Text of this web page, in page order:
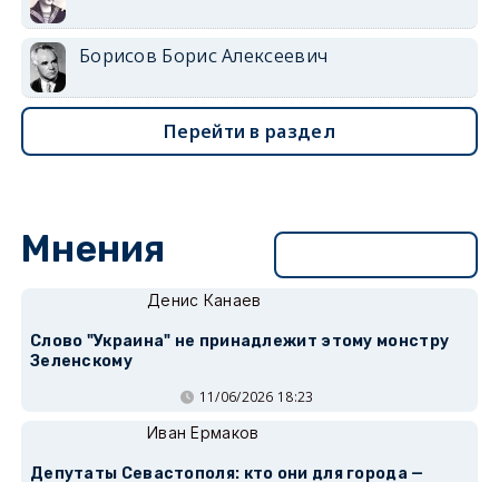
Борисов Борис Алексеевич
Перейти в раздел
Мнения
Денис Канаев
Слово "Украина" не принадлежит этому монстру
Зеленскому
11/06/2026 18:23
Иван Ермаков
Депутаты Севастополя: кто они для города —